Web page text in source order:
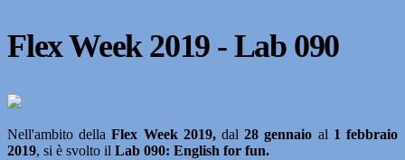
Flex Week 2019 - Lab 090
Nell'ambito dellaFlex Week 2019,dal28 gennaio al 1 febbraio
2019, si è svolto il Lab 090: English for fun.